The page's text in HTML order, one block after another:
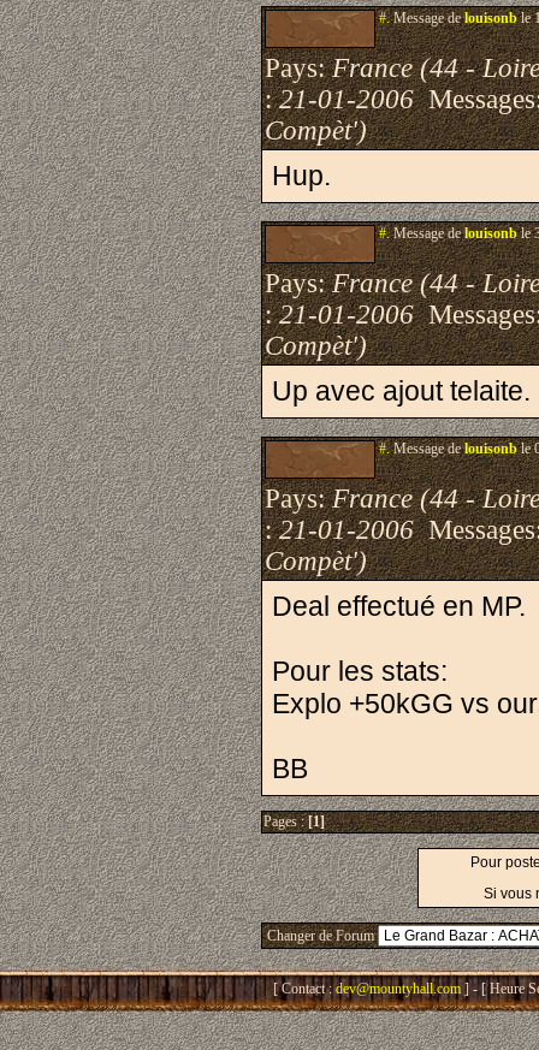
#.Message delouisonble
Pays:France (44 -
:21-01-2006
Compèt')
Hup.
#.Message delouisonble
Pays:France (44 -
:21-01-2006
Compèt')
Up avec ajout telaite.
#.Message delouisonble
Pays:France (44 -
:21-01-2006
Compèt')
Deal effectué en MP.
Pour les stats:
Explo +50kGG vs
BB
Pages :[1]
Pour
Si vous
Changer de Forum
[ Contact : dev@mountyhall.com ] - [ Heure